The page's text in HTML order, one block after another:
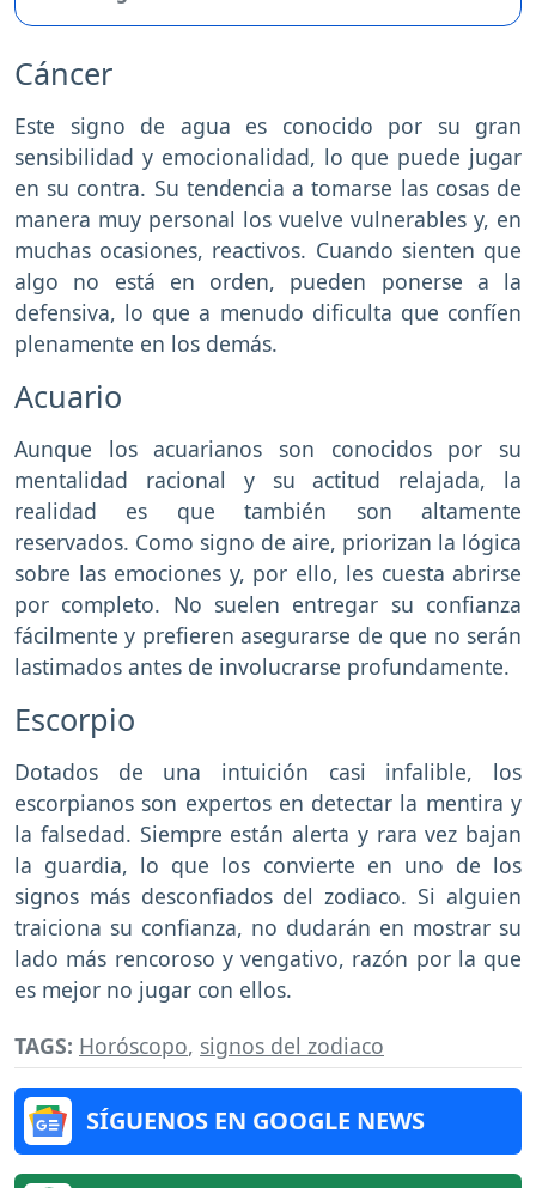
Cáncer
Este signo de agua es conocido por su gran
sensibilidad y emocionalidad, lo que puede jugar
en su contra. Su tendencia a tomarse las cosas de
manera muy personal los vuelve vulnerables y, en
muchas ocasiones, reactivos. Cuando sienten que
algo no está en orden, pueden ponerse a la
defensiva, lo que a menudo dificulta que confíen
plenamente en los demás.
Acuario
Aunque los acuarianos son conocidos por su
mentalidad racional y su actitud relajada, la
realidad es que también son altamente
reservados. Como signo de aire, priorizan la lógica
sobre las emociones y, por ello, les cuesta abrirse
por completo. No suelen entregar su confianza
fácilmente y prefieren asegurarse de que no serán
lastimados antes de involucrarse profundamente.
Escorpio
Dotados de una intuición casi infalible, los
escorpianos son expertos en detectar la mentira y
la falsedad. Siempre están alerta y rara vez bajan
la guardia, lo que los convierte en uno de los
signos más desconfiados del zodiaco. Si alguien
traiciona su confianza, no dudarán en mostrar su
lado más rencoroso y vengativo, razón por la que
es mejor no jugar con ellos.
TAGS: Horóscopo, signos del zodiaco
SÍGUENOS EN GOOGLE NEWS